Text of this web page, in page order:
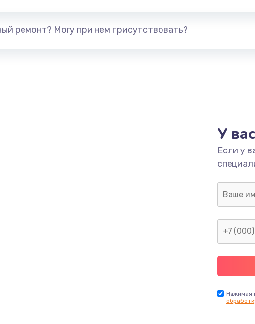
ремонт? Могу при нем присутствовать?
У
Если у
Нажимая